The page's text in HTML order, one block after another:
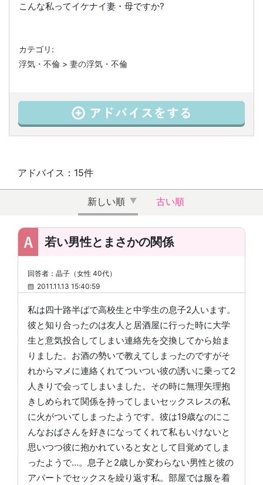
こんな私ってイケナイ妻・母ですか?
カテゴリ:
浮気・不倫 > 妻の浮気・不倫
アドバイス：15件
新しい順 古い順
若い男性とまさかの関係
回答者：晶子（女性 40代）
2011.11.13 15:40:59
私は四十路半ばで高校生と中学生の息子2人います。
彼と知り合ったのは友人と居酒屋に行った時に大学
生と意気投合してしまい連絡先を交換してから始ま
りました。お酒の勢いで教えてしまったのですがそ
れからマメに連絡くれてついつい彼の誘いに乗って2
人きりで会ってしまいました。その時に無理矢理抱
きしめられて関係を持ってしまいセックスレスの私
に火がついてしまったようです。彼は19歳なのにこ
んなおばさんを好きになってくれて私もいけないと
思いつつ彼に抱かれていると女として目覚めてしま
ったようで…。息子と2歳しか変わらない男性と彼の
アパートでセックスを繰り返す私。部屋では服を着